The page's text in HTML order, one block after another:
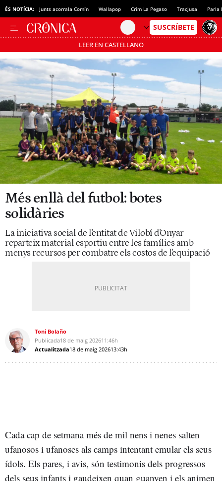
ÉS NOTÍCIA: Junts acorrala Comín Wallapop Crim La Pegaso Tracjusa Parla
LEER EN CASTELLANO
Passa’t al mode estalvi
Més enllà del futbol: botes
solidàries
La iniciativa social de l'entitat de Vilobí d'Onyar
reparteix material esportiu entre les famílies amb
menys recursos per combatre els costos de l'equipació
Toni Bolaño
Publicada18 de maig 202611:46h
Actualitzada18 de maig 202613:43h
Cada cap de setmana més de mil nens i nenes salten
ufanosos i ufanoses als camps intentant emular els seus
ídols. Els pares, i avis, són testimonis dels progressos
dels seus infants i gaudeixen quan guanyen i els animen